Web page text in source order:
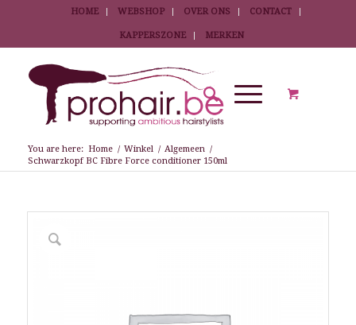
HOME WEBSHOP OVER ONS CONTACT
KAPPERSZONE MERKEN
You are here: Home / Winkel / Algemeen /
Schwarzkopf BC Fibre Force conditioner 150ml